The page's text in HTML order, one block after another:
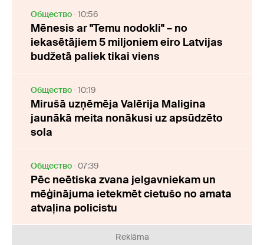
Oбщество 10:56
Mēnesis ar "Temu nodokli" – no
iekasētājiem 5 miljoniem eiro Latvijas
budžetā paliek tikai viens
Oбщество 10:19
Mirušā uzņēmēja Valērija Maligina
jaunākā meita nonākusi uz apsūdzēto
sola
Oбщество 07:39
Pēc neētiska zvana jelgavniekam un
mēģinājuma ietekmēt cietušo no amata
atvaļina policistu
Reklāma